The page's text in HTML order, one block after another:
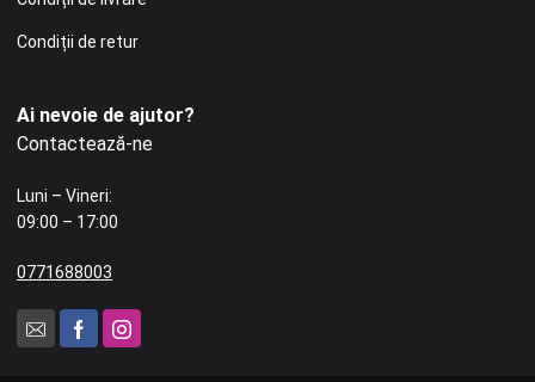
Condiții de retur
Ai nevoie de ajutor?
Contactează-ne
Luni – Vineri:
09:00 – 17:00
0771688003